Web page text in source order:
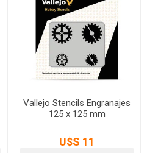
Vallejo Stencils Engranajes
125 x 125 mm
U$S 11